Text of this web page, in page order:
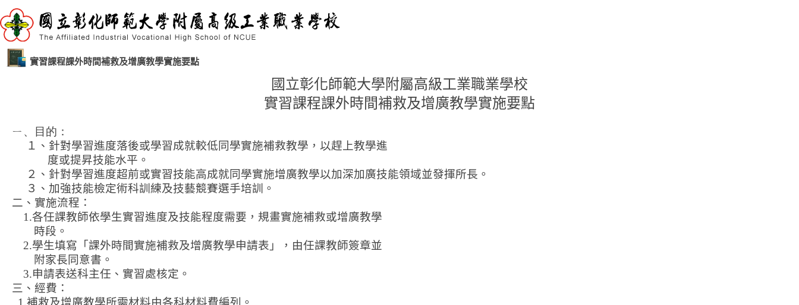
實習課程課外時間補救及增廣教學實施要點
國立彰化師範大學附屬高級工業職業學校
實習課程課外時間補救及增廣教學實施要點
ㄧ、目的：
１、針對學習進度落後或學習成就較低同學實施補救教學，以趕上教學進
度或提昇技能水平。
２、針對學習進度超前或實習技能高成就同學實施增廣教學以加深加廣技能領域並發揮所長。
３、加強技能檢定術科訓練及技藝競賽選手培訓。
二、實施流程：
1.各任課教師依學生實習進度及技能程度需要，規畫實施補救或增廣教學
時段。
2.學生填寫「課外時間實施補救及增廣教學申請表」，由任課教師簽章並
附家長同意書。
3.申請表送科主任、實習處核定。
三、經費：
1.補救及增廣教學所需材料由各科材料費編列。